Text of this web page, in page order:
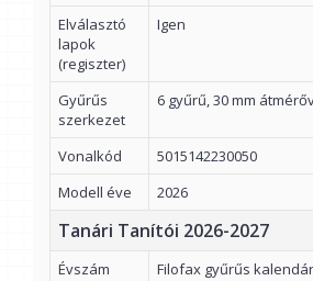
Elválasztó
lapok
(regiszter)
Igen
Gyűrűs
szerkezet
6 gyűrű, 30 mm
Vonalkód
5015142230050
Modell éve
2026
Tanári Tanítói 2026-2027
Évszám
Filofax gyűrűs